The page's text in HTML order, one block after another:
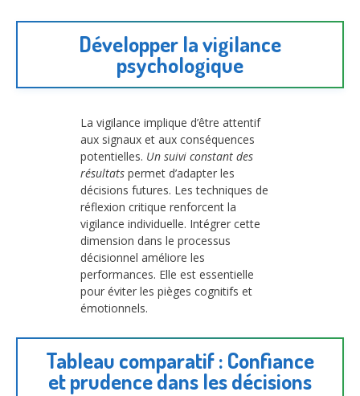
Développer la vigilance
psychologique
La vigilance implique d’être attentif
aux signaux et aux conséquences
potentielles. Un suivi constant des
résultats permet d’adapter les
décisions futures. Les techniques de
réflexion critique renforcent la
vigilance individuelle. Intégrer cette
dimension dans le processus
décisionnel améliore les
performances. Elle est essentielle
pour éviter les pièges cognitifs et
émotionnels.
Tableau comparatif : Confiance
et prudence dans les décisions